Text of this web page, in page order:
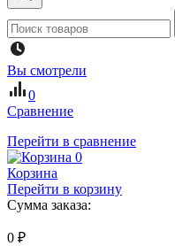
Вы смотрели
0
Сравнение
Перейти в сравнение
0
Корзина
Перейти в корзину
Сумма заказа:
0 ₽